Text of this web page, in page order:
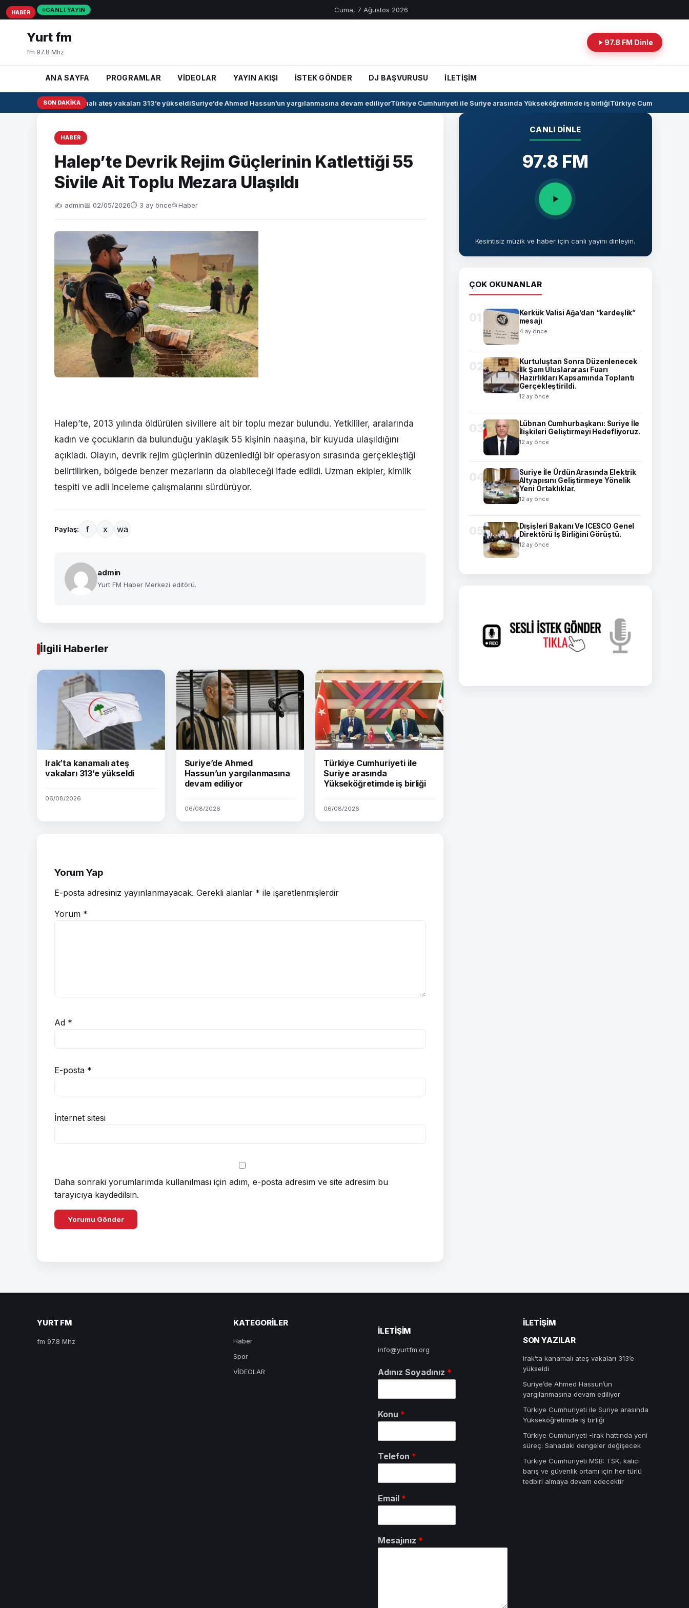
CANLI YAYIN Cuma, 7 Ağustos 2026
Yurt fm
fm 97.8 Mhz
97.8 FM Dinle
ANA SAYFA PROGRAMLAR VİDEOLAR YAYIN AKIŞI İSTEK GÖNDER DJ BAŞVURUSU İLETİŞİM
SON DAKIKA
Irak’ta kanamalı ateş vakaları 313’e yükseldiSuriye’de Ahmed Hassun’un yargılanmasına devam ediliyorTürkiye Cumhuriyeti ile Suriye arasında Yükseköğretimde iş birliğiTürkiye Cumhuriyeti -
HABER
Halep’te Devrik Rejim Güçlerinin Katlettiği 55
Sivile Ait Toplu Mezara Ulaşıldı
✍️ admin📅 02/05/2026⏱ 3 ay önce📂Haber
Halep’te, 2013 yılında öldürülen sivillere ait bir toplu mezar bulundu. Yetkililer, aralarında
kadın ve çocukların da bulunduğu yaklaşık 55 kişinin naaşına, bir kuyuda ulaşıldığını
açıkladı. Olayın, devrik rejim güçlerinin düzenlediği bir operasyon sırasında gerçekleştiği
belirtilirken, bölgede benzer mezarların da olabileceği ifade edildi. Uzman ekipler, kimlik
tespiti ve adli inceleme çalışmalarını sürdürüyor.
Paylaş: f x wa
admin
Yurt FM Haber Merkezi editörü.
İlgili Haberler
HABER
Irak’ta kanamalı ateş
vakaları 313’e yükseldi
06/08/2026
HABER
Suriye’de Ahmed
Hassun’un yargılanmasına
devam ediliyor
06/08/2026
HABER
Türkiye Cumhuriyeti ile
Suriye arasında
Yükseköğretimde iş birliği
06/08/2026
Yorum Yap
E-posta adresiniz yayınlanmayacak. Gerekli alanlar * ile işaretlenmişlerdir
Yorum *
Ad *
E-posta *
İnternet sitesi
Daha sonraki yorumlarımda kullanılması için adım, e-posta adresim ve site adresim bu
tarayıcıya kaydedilsin.
CANLI DINLE
97.8 FM
Kesintisiz müzik ve haber için canlı yayını dinleyin.
ÇOK OKUNANLAR
01
Kerkük Valisi Ağa’dan “kardeşlik”
mesajı
4 ay önce
02
Kurtuluştan Sonra Düzenlenecek
İlk Şam Uluslararası Fuarı
Hazırlıkları Kapsamında Toplantı
Gerçekleştirildi.
12 ay önce
03
Lübnan Cumhurbaşkanı: Suriye İle
İlişkileri Geliştirmeyi Hedefliyoruz.
12 ay önce
04
Suriye İle Ürdün Arasında Elektrik
Altyapısını Geliştirmeye Yönelik
Yeni Ortaklıklar.
12 ay önce
05
Dışişleri Bakanı Ve ICESCO Genel
Direktörü İş Birliğini Görüştü.
12 ay önce
YURT FM
fm 97.8 Mhz
KATEGORILER
Haber
Spor
VİDEOLAR
ILETIŞIM
info@yurtfm.org
Adınız Soyadınız *
Konu *
Telefon *
Email *
Mesajınız *
İLETIŞIM
SON YAZILAR
Irak’ta kanamalı ateş vakaları 313’e
yükseldi
Suriye’de Ahmed Hassun’un
yargılanmasına devam ediliyor
Türkiye Cumhuriyeti ile Suriye arasında
Yükseköğretimde iş birliği
Türkiye Cumhuriyeti -Irak hattında yeni
süreç: Sahadaki dengeler değişecek
Türkiye Cumhuriyeti MSB: TSK, kalıcı
barış ve güvenlik ortamı için her türlü
tedbiri almaya devam edecektir